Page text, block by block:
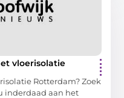
vloerisolatie
Rotterdam? Zoek
inderdaad aan het